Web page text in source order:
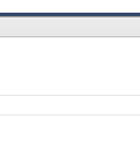
76pt, 18pt, 76pt},